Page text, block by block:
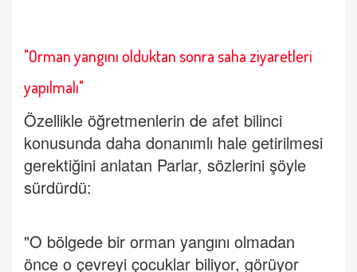
"Orman yangını olduktan sonra saha ziyaretleri
yapılmalı"
Özellikle öğretmenlerin de afet bilinci
konusunda daha donanımlı hale getirilmesi
gerektiğini anlatan Parlar, sözlerini şöyle
sürdürdü:
"O bölgede bir orman yangını olmadan
önce o çevreyi çocuklar biliyor, görüyor